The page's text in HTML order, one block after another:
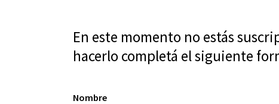
En este momento no estás
hacerlo completá el siguiente
Nombre